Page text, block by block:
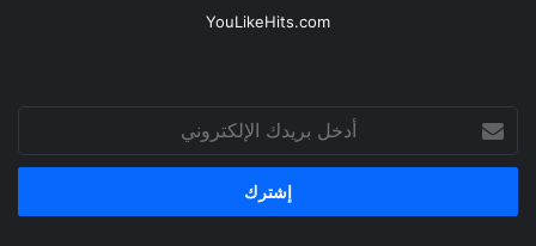
YouLikeHits.com
بريدك
الإلكتروني